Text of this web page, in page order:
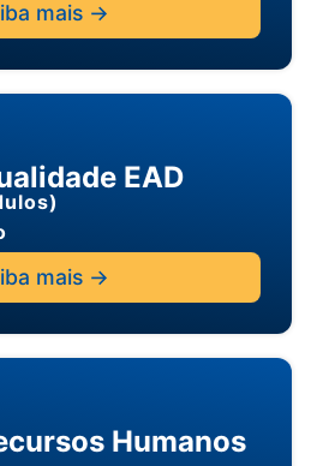
mais ->
EAD
mais ->
Humanos